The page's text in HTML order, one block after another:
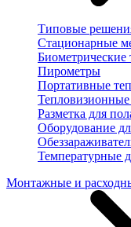
Типовые
Стационарные
Пирометры
Портативные
Разметка для
Оборудование
Температурные
Монтажные и